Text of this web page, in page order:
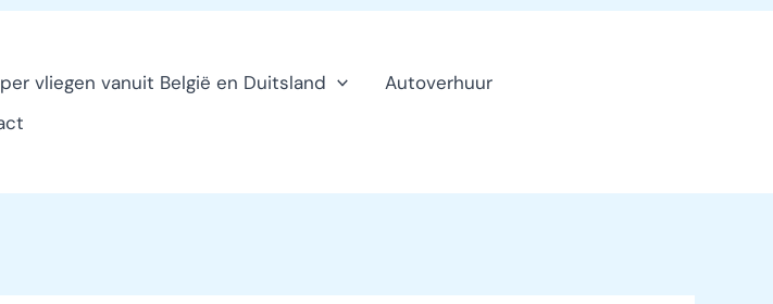
vliegen vanuit België en Duitsland
Autoverhuur